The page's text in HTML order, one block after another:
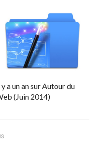
y a un an sur Autour du
(Juin 2014)